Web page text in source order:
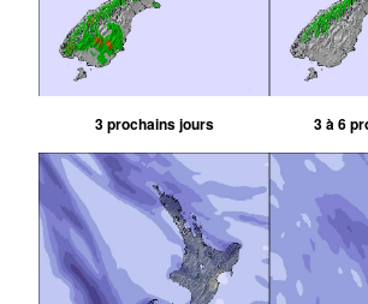
3 prochains jours 3 à 6